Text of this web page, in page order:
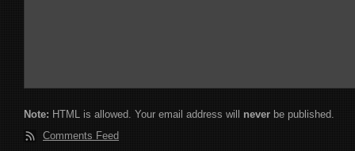
Note: HTML is allowed. Your email address will never be published.
Comments Feed